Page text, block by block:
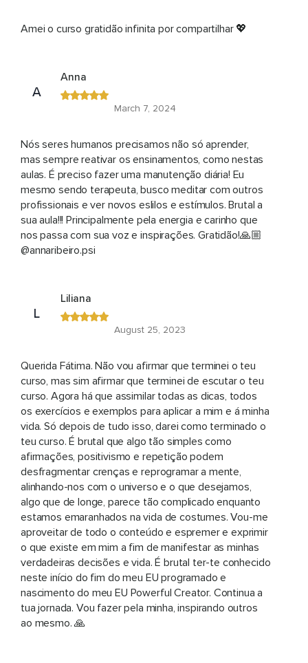
Amei o curso gratidão infinita por compartilhar 💖
A
Anna
March 7, 2024
Nós seres humanos precisamos não só aprender,
mas sempre reativar os ensinamentos, como nestas
aulas. É preciso fazer uma manutenção diária! Eu
mesmo sendo terapeuta, busco meditar com outros
profissionais e ver novos eslilos e estímulos. Brutal a
sua aula!!! Principalmente pela energia e carinho que
nos passa com sua voz e inspirações. Gratidão!🙏🏼
@annaribeiro.psi
L
Liliana
August 25, 2023
Querida Fátima. Não vou afirmar que terminei o teu
curso, mas sim afirmar que terminei de escutar o teu
curso. Agora há que assimilar todas as dicas, todos
os exercícios e exemplos para aplicar a mim e á minha
vida. Só depois de tudo isso, darei como terminado o
teu curso. É brutal que algo tão simples como
afirmações, positivismo e repetição podem
desfragmentar crenças e reprogramar a mente,
alinhando-nos com o universo e o que desejamos,
algo que de longe, parece tão complicado enquanto
estamos emaranhados na vida de costumes. Vou-me
aproveitar de todo o conteúdo e espremer e exprimir
o que existe em mim a fim de manifestar as minhas
verdadeiras decisões e vida. É brutal ter-te conhecido
neste início do fim do meu EU programado e
nascimento do meu EU Powerful Creator. Continua a
tua jornada. Vou fazer pela minha, inspirando outros
ao mesmo. 🙏